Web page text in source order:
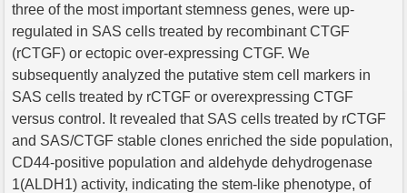
three of the most important stemness genes, were up-
regulated in SAS cells treated by recombinant CTGF
(rCTGF) or ectopic over-expressing CTGF. We
subsequently analyzed the putative stem cell markers in
SAS cells treated by rCTGF or overexpressing CTGF
versus control. It revealed that SAS cells treated by rCTGF
and SAS/CTGF stable clones enriched the side population,
CD44-positive population and aldehyde dehydrogenase
1(ALDH1) activity, indicating the stem-like phenotype, of